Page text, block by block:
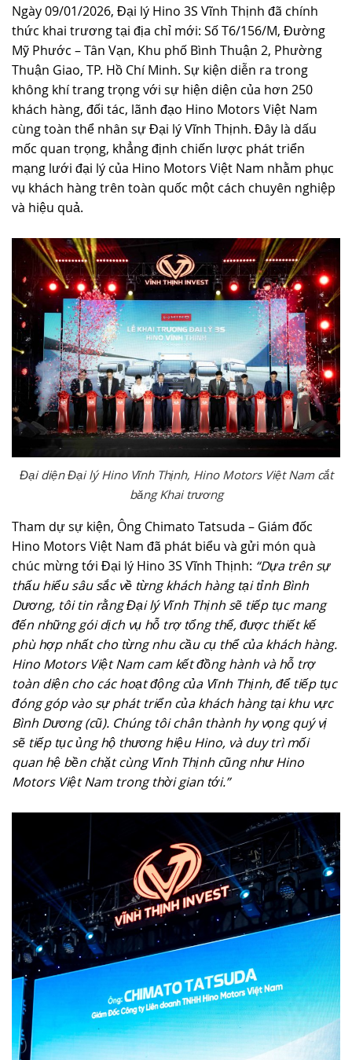
TUYỂN DỤNG
Ngày 09/01/2026, Đại lý Hino 3S Vĩnh Thịnh đã chính
thức khai trương tại địa chỉ mới: Số T6/156/M, Đường
Mỹ Phước – Tân Vạn, Khu phố Bình Thuận 2, Phường
Thuận Giao, TP. Hồ Chí Minh. Sự kiện diễn ra trong
không khí trang trọng với sự hiện diện của hơn 250
khách hàng, đối tác, lãnh đạo Hino Motors Việt Nam
cùng toàn thể nhân sự Đại lý Vĩnh Thịnh. Đây là dấu
mốc quan trọng, khẳng định chiến lược phát triển
mạng lưới đại lý của Hino Motors Việt Nam nhằm phục
vụ khách hàng trên toàn quốc một cách chuyên nghiệp
và hiệu quả.
Đại diện Đại lý Hino Vĩnh Thịnh, Hino Motors Việt Nam cắt
băng Khai trương
Tham dự sự kiện, Ông Chimato Tatsuda – Giám đốc
Hino Motors Việt Nam đã phát biểu và gửi món quà
chúc mừng tới Đại lý Hino 3S Vĩnh Thịnh: “Dựa trên sự
thấu hiểu sâu sắc về từng khách hàng tại tỉnh Bình
Dương, tôi tin rằng Đại lý Vĩnh Thịnh sẽ tiếp tục mang
đến những gói dịch vụ hỗ trợ tổng thể, được thiết kế
phù hợp nhất cho từng nhu cầu cụ thể của khách hàng.
Hino Motors Việt Nam cam kết đồng hành và hỗ trợ
toàn diện cho các hoạt động của Vĩnh Thịnh, để tiếp tục
đóng góp vào sự phát triển của khách hàng tại khu vực
Bình Dương (cũ). Chúng tôi chân thành hy vọng quý vị
sẽ tiếp tục ủng hộ thương hiệu Hino, và duy trì mối
quan hệ bền chặt cùng Vĩnh Thịnh cũng như Hino
Motors Việt Nam trong thời gian tới.”